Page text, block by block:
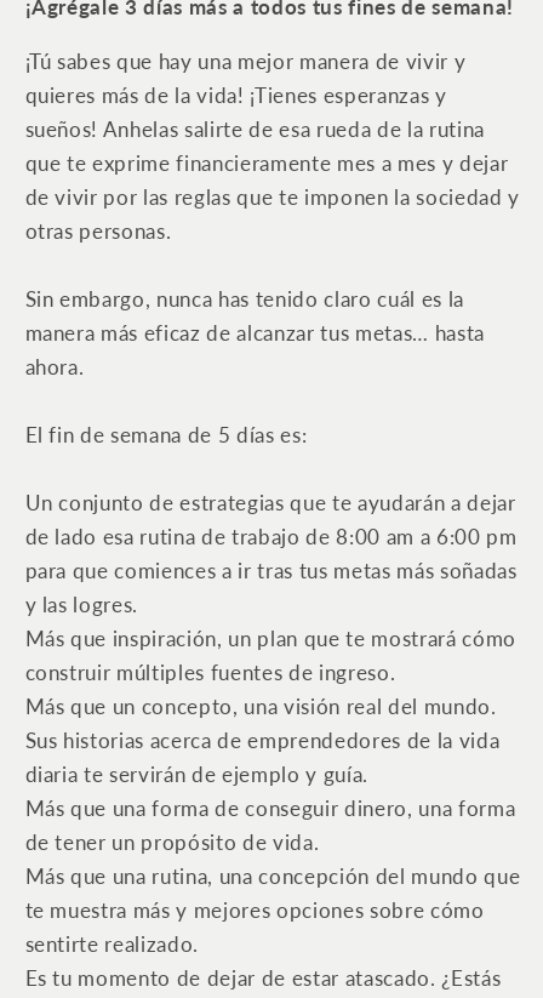
construir
una
vida
próspera
y
con
propósito
construir
vida
próspera
y
con
propósito
¡Agrégale 3 días más a todos tus fines de semana!
¡Tú sabes que hay una mejor manera de vivir y
quieres más de la vida! ¡Tienes esperanzas y
sueños! Anhelas salirte de esa rueda de la rutina
que te exprime financieramente mes a mes y dejar
de vivir por las reglas que te imponen la sociedad y
otras personas.
Sin embargo, nunca has tenido claro cuál es la
manera más eficaz de alcanzar tus metas… hasta
ahora.
El fin de semana de 5 días es:
Un conjunto de estrategias que te ayudarán a dejar
de lado esa rutina de trabajo de 8:00 am a 6:00 pm
para que comiences a ir tras tus metas más soñadas
y las logres.
Más que inspiración, un plan que te mostrará cómo
construir múltiples fuentes de ingreso.
Más que un concepto, una visión real del mundo.
Sus historias acerca de emprendedores de la vida
diaria te servirán de ejemplo y guía.
Más que una forma de conseguir dinero, una forma
de tener un propósito de vida.
Más que una rutina, una concepción del mundo que
te muestra más y mejores opciones sobre cómo
sentirte realizado.
Es tu momento de dejar de estar atascado. ¿Estás